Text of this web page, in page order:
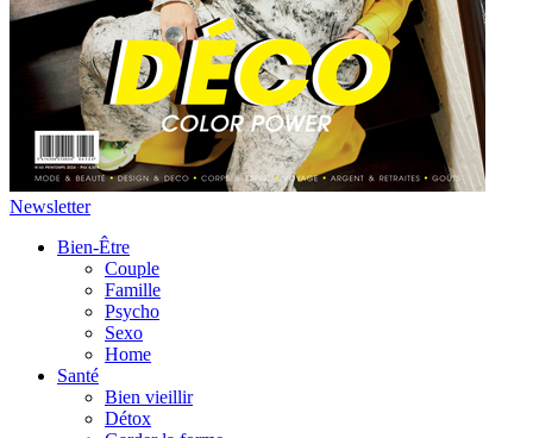
Newsletter
Bien-Être
Couple
Famille
Psycho
Sexo
Home
Santé
Bien vieillir
Détox